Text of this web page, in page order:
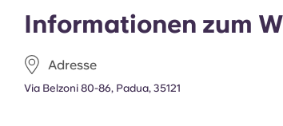
Informationen zum
Adresse
Via Belzoni 80-86, Padua, 35121